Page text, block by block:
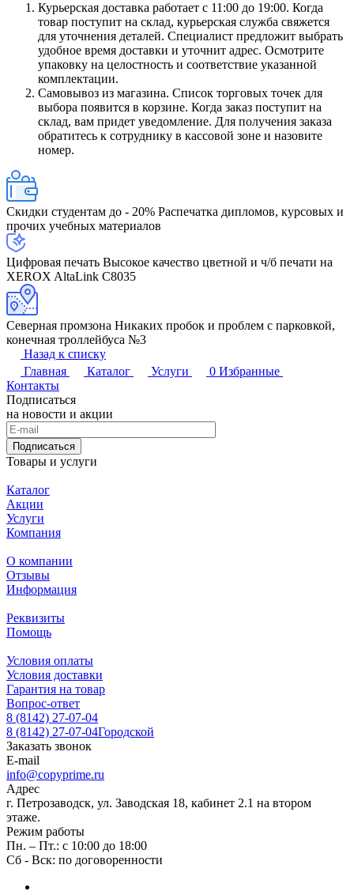
Курьерская доставка работает с 11:00 до 19:00. Когда
товар поступит на склад, курьерская служба свяжется
для уточнения деталей. Специалист предложит выбрать
удобное время доставки и уточнит адрес. Осмотрите
упаковку на целостность и соответствие указанной
комплектации.
Самовывоз из магазина. Список торговых точек для
выбора появится в корзине. Когда заказ поступит на
склад, вам придет уведомление. Для получения заказа
обратитесь к сотруднику в кассовой зоне и назовите
номер.
Скидки студентам до - 20% Распечатка дипломов, курсовых и
прочих учебных материалов
Цифровая печать Высокое качество цветной и ч/б печати на
XEROX AltaLink C8035
Северная промзона Никаких пробок и проблем с парковкой,
конечная троллейбуса №3
Назад к списку
Главная
Каталог Услуги 0 Избранные
Контакты
Подписаться
на новости и акции
Подписаться
Товары и услуги
Каталог
Акции
Услуги
Компания
О компании
Отзывы
Информация
Реквизиты
Помощь
Условия оплаты
Условия доставки
Гарантия на товар
Вопрос-ответ
8 (8142) 27-07-04
8 (8142) 27-07-04Городской
Заказать звонок
E-mail
info@copyprime.ru
Адрес
г. Петрозаводск, ул. Заводская 18, кабинет 2.1 на втором
этаже.
Режим работы
Пн. – Пт.: с 10:00 до 18:00
Сб - Вск: по договоренности